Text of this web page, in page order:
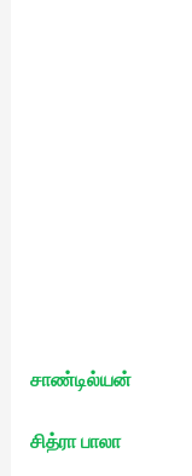
சாண்டில்யன்
சித்ரா பாலா